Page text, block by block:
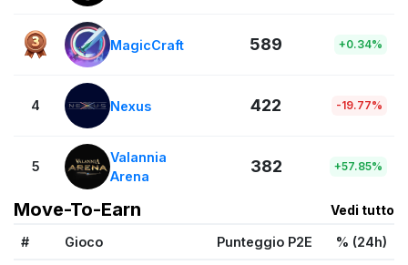
MagicCraft 589 +0.34%
4 Nexus 422 -19.77%
5
Valannia
Arena
382 +57.85%
Move-To-Earn Vedi tutto
# Gioco Punteggio P2E % (24h)